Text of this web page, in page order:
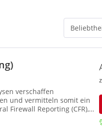
verschaffen
und vermitteln somit ein
Firewall Reporting (CFR),